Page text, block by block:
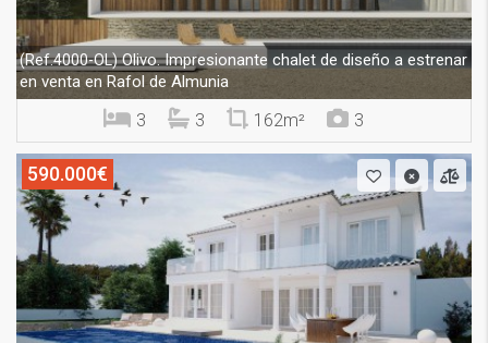
(Ref.4000-OL)Olivo. Impresionante chalet de diseño a estrenar
en venta en Rafol de Almunia
3 3 162m² 3
590.000€